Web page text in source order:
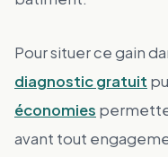
Pour situer ce gain
diagnostic gratuit
économies
avant tout